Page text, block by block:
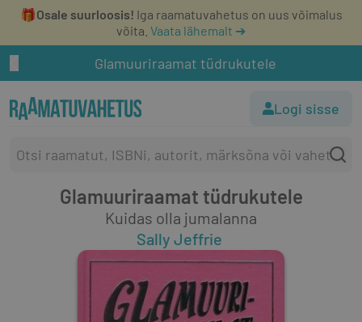
🎁Osale suurloosis! Iga raamatuvahetus on uus võimalus
võita. Vaata lähemalt ➔
Glamuuriraamat tüdrukutele
Logi sisse
Glamuuriraamat tüdrukutele
Kuidas olla jumalanna
Sally Jeffrie